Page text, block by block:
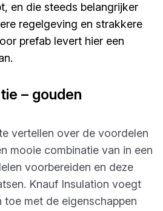
en die steeds belangrijker
regelgeving en strakkere
prefab levert hier een
– gouden
vertellen over de voordelen
mooie combinatie van in een
voorbereiden en deze
Knauf Insulation voegt
met de eigenschappen